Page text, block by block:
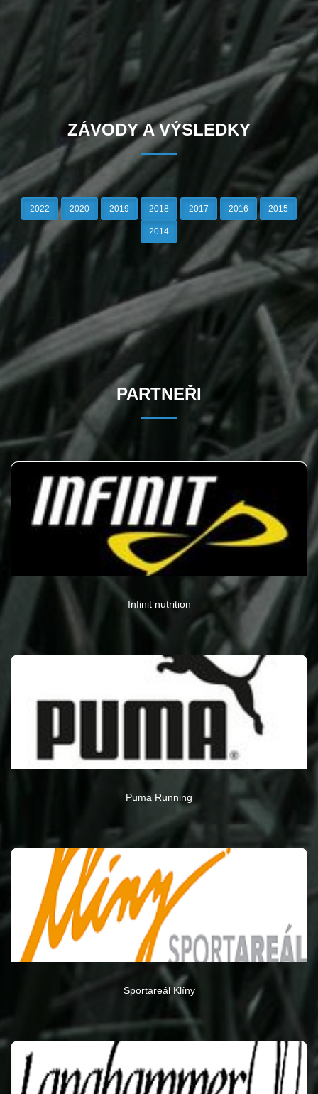
ZÁVODY A VÝSLEDKY
2022 2020 2019 2018 2017 2016 2015
2014
PARTNEŘI
Infinit nutrition
Puma Running
Sportareál Klíny